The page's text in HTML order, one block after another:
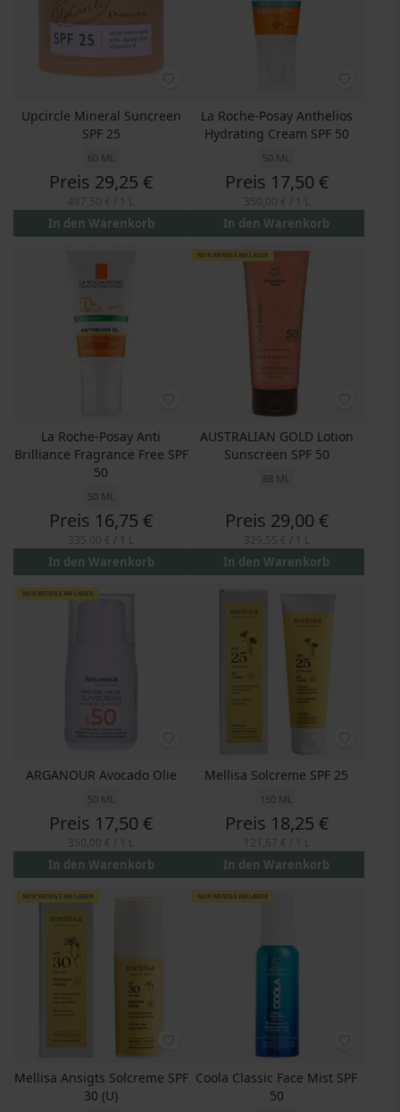
Upcircle Mineral Suncreen
SPF 25
60 ML
Preis 29,25 €
In den Warenkorb
La Roche-Posay Anthelios
Hydrating Cream SPF 50
50 ML
Preis 17,50 €
In den Warenkorb
La Roche-Posay Anti
Brilliance Fragrance Free SPF
50
50 ML
Preis 16,75 €
In den Warenkorb
NUR WENIGE AM LAGER
AUSTRALIAN GOLD Lotion
Sunscreen SPF 50
88 ML
Preis 29,00 €
In den Warenkorb
NUR WENIGE AM LAGER
ARGANOUR Avocado Olie
50 ML
Preis 17,50 €
In den Warenkorb
Mellisa Solcreme SPF 25
150 ML
Preis 18,25 €
In den Warenkorb
NUR WENIGE AM LAGER
Mellisa Ansigts Solcreme SPF
30 (U)
NUR WENIGE AM LAGER
Coola Classic Face Mist SPF
50